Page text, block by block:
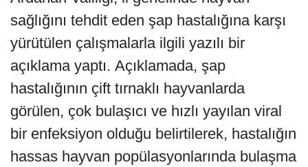
sağlığını tehdit eden şap hastalığına karşı
yürütülen çalışmalarla ilgili yazılı bir
açıklama yaptı. Açıklamada, şap
hastalığının çift tırnaklı hayvanlarda
görülen, çok bulaşıcı ve hızlı yayılan viral
bir enfeksiyon olduğu belirtilerek, hastalığın
hassas hayvan popülasyonlarında bulaşma